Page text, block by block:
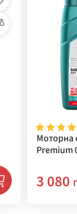
Моторна
Premium
3 080